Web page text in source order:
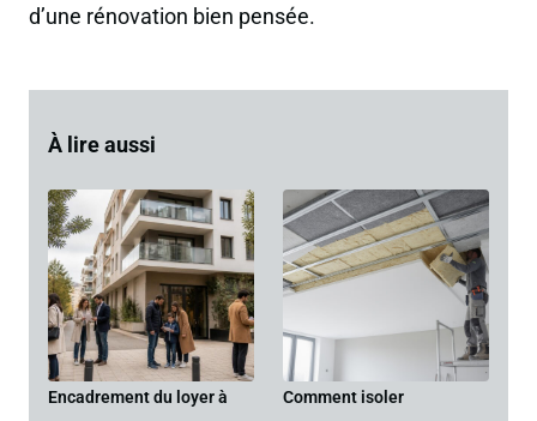
d’une rénovation bien pensée.
À lire aussi
Encadrement du loyer à
Comment isoler